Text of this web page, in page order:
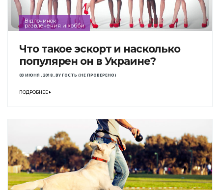
Відпочинок
развлечения и хобби
Что такое эскорт и насколько
популярен он в Украине?
03 ИЮНЯ , 2018,BYГОСТЬ (НЕ ПРОВЕРЕНО)
ПОДРОБНЕЕ